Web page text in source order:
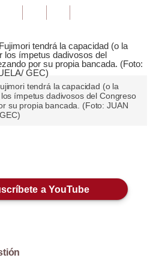
tendrá la capacidad (o la
ímpetus dadivosos del Congreso
su propia bancada. (Foto: JUAN
a YouTube